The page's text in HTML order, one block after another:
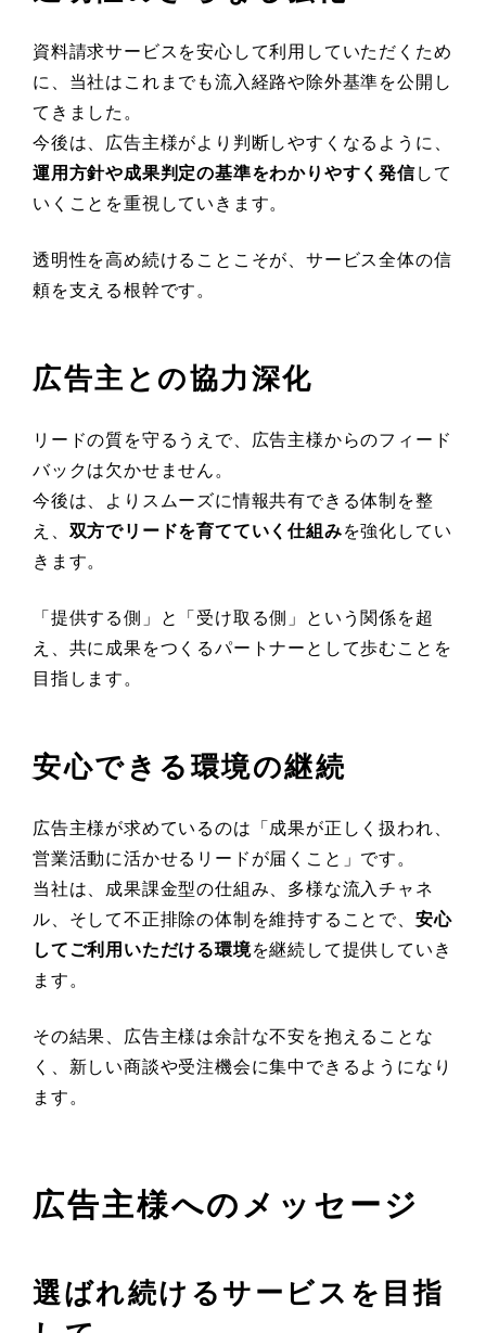
資料請求サービスを安心して利用していただくため
に、当社はこれまでも流入経路や除外基準を公開し
てきました。
今後は、広告主様がより判断しやすくなるように、
運用方針や成果判定の基準をわかりやすく発信して
いくことを重視していきます。
透明性を高め続けることこそが、サービス全体の信
頼を支える根幹です。
広告主との協力深化
リードの質を守るうえで、広告主様からのフィード
バックは欠かせません。
今後は、よりスムーズに情報共有できる体制を整
え、 双方でリードを育てていく仕組みを強化してい
きます。
「提供する側」と「受け取る側」という関係を超
え、共に成果をつくるパートナーとして歩むことを
目指します。
安心できる環境の継続
広告主様が求めているのは「成果が正しく扱われ、
営業活動に活かせるリードが届くこと」です。
当社は、成果課金型の仕組み、多様な流入チャネ
ル、そして不正排除の体制を維持することで、 安心
してご利用いただける環境を継続して提供していき
ます。
その結果、広告主様は余計な不安を抱えることな
く、新しい商談や受注機会に集中できるようになり
ます。
広告主様へのメッセージ
選ばれ続けるサービスを目指